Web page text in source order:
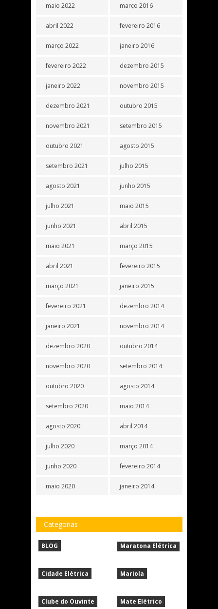
maio 2022
abril 2022
março 2022
fevereiro 2022
janeiro 2022
dezembro 2021
novembro 2021
outubro 2021
setembro 2021
agosto 2021
julho 2021
junho 2021
maio 2021
abril 2021
março 2021
fevereiro 2021
janeiro 2021
dezembro 2020
novembro 2020
outubro 2020
setembro 2020
agosto 2020
julho 2020
junho 2020
maio 2020
março 2016
fevereiro 2016
janeiro 2016
dezembro 2015
novembro 2015
outubro 2015
setembro 2015
agosto 2015
julho 2015
junho 2015
maio 2015
abril 2015
março 2015
fevereiro 2015
janeiro 2015
dezembro 2014
novembro 2014
outubro 2014
setembro 2014
agosto 2014
maio 2014
abril 2014
março 2014
fevereiro 2014
janeiro 2014
Categorias
BLOG
Cidade Elétrica
Clube do Ouvinte
Maratona Elétrica
Mariola
Mate Elétrico